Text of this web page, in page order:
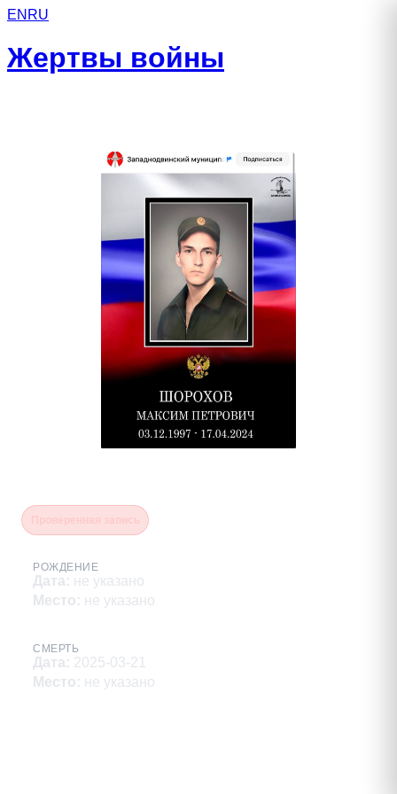
EN RU
Жертвы войны
РОЖДЕНИЕ
Дата: не указано
Место: не указано
СМЕРТЬ
Дата: 2025-03-21
Место: не указано